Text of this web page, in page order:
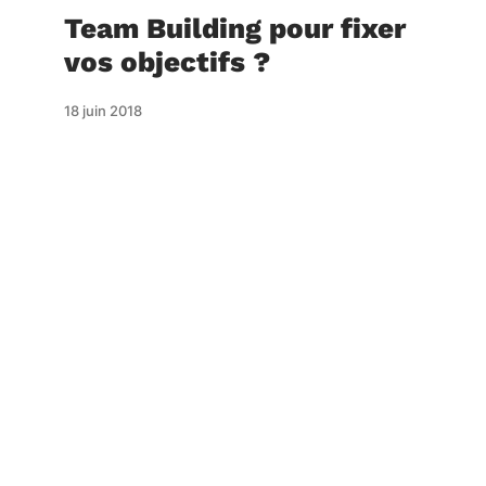
Team Building pour fixer
vos objectifs ?
18 juin 2018